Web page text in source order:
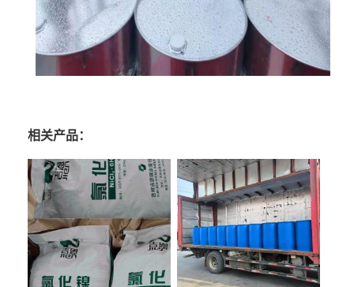
相关产品：